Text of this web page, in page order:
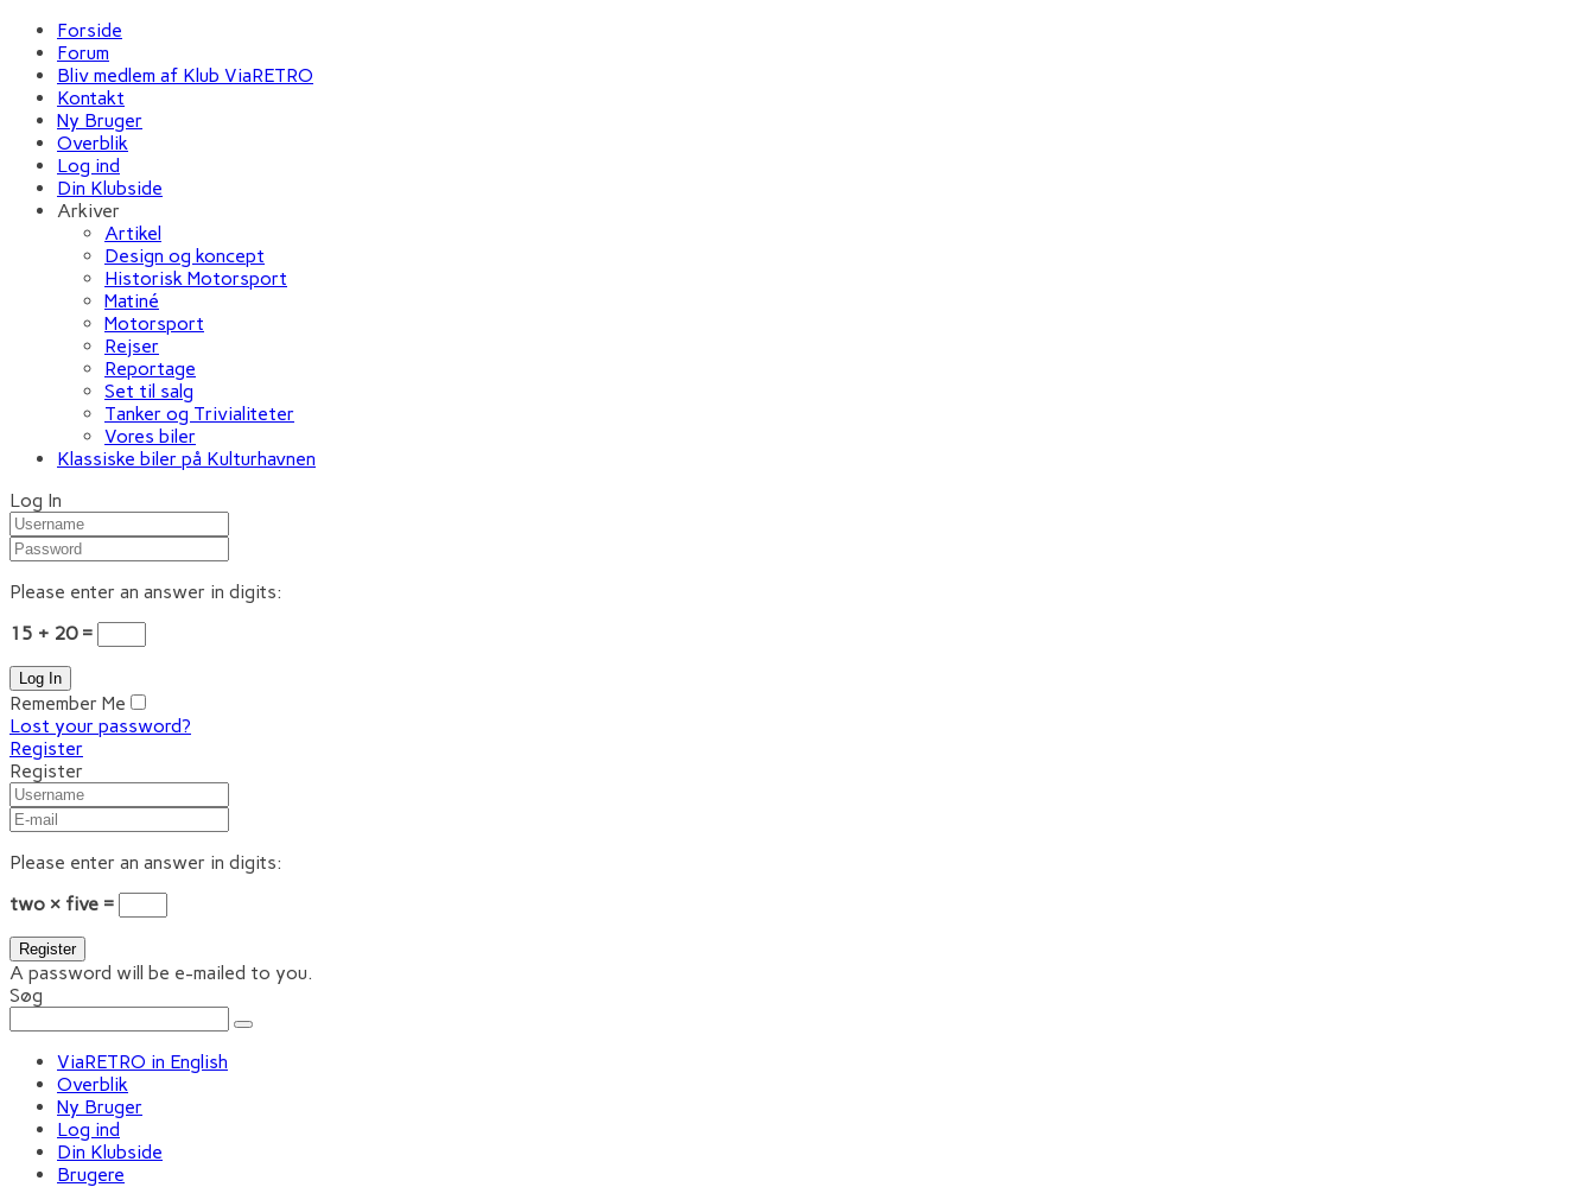
Forside
Forum
Bliv medlem af Klub ViaRETRO
Kontakt
Ny Bruger
Overblik
Log ind
Din Klubside
Arkiver
Artikel
Design og koncept
Historisk Motorsport
Matiné
Motorsport
Rejser
Reportage
Set til salg
Tanker og Trivialiteter
Vores biler
Klassiske biler på Kulturhavnen
Log In
Please enter an answer in digits:
15 + 20 =
Remember Me
Lost your password?
Register
Register
Please enter an answer in digits:
two × five =
A password will be e-mailed to you.
Søg
ViaRETRO in English
Overblik
Ny Bruger
Log ind
Din Klubside
Brugere